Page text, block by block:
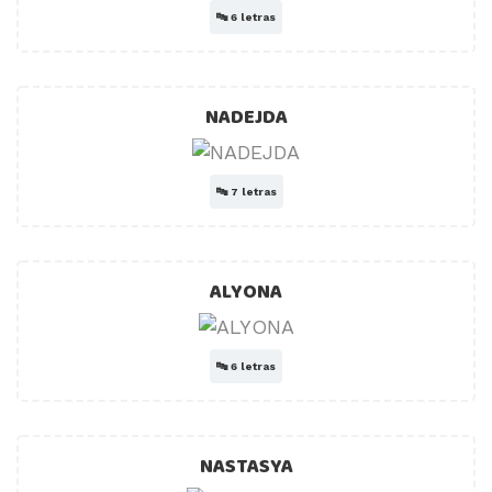
🔤6 letras
NADEJDA
🔤 7 letras
ALYONA
🔤6 letras
NASTASYA